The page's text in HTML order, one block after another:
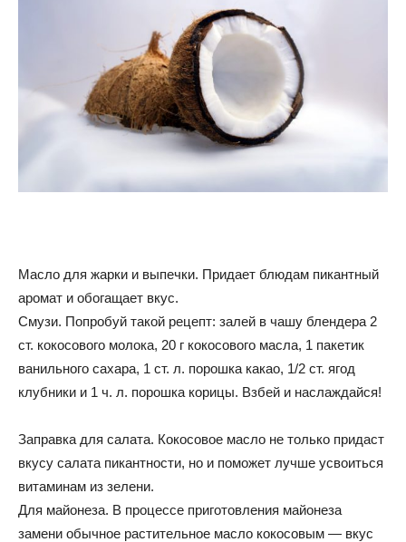
Масло для жарки и выпечки. Придает блюдам пикантный
аромат и обогащает вкус.
Смузи. Попробуй такой рецепт: залей в чашу блендера 2
ст. кокосового молока, 20 г кокосового масла, 1 пакетик
ванильного сахара, 1 ст. л. порошка какао, 1/2 ст. ягод
клубники и 1 ч. л. порошка корицы. Взбей и наслаждайся!
Заправка для салата. Кокосовое масло не только придаст
вкусу салата пикантности, но и поможет лучше усвоиться
витаминам из зелени.
Для майонеза. В процессе приготовления майонеза
замени обычное растительное масло кокосовым — вкус